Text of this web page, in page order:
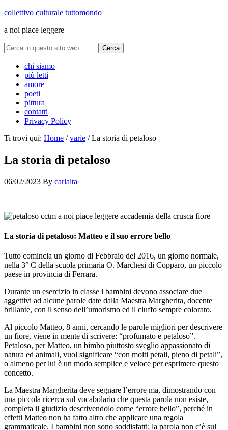
collettivo culturale tuttomondo
a noi piace leggere
chi siamo
più letti
amore
poeti
pittura
contatti
Privacy Policy
Ti trovi qui: Home / varie /La storia di petaloso
La storia di petaloso
06/02/2023 By carlaita
La storia di petaloso: Matteo e il suo errore bello
Tutto comincia un giorno di Febbraio del 2016, un giorno normale,
nella 3° C della scuola primaria O. Marchesi di Copparo, un piccolo
paese in provincia di Ferrara.
Durante un esercizio in classe i bambini devono associare due
aggettivi ad alcune parole date dalla Maestra Margherita, docente
brillante, con il senso dell’umorismo ed il ciuffo sempre colorato.
Al piccolo Matteo, 8 anni, cercando le parole migliori per descrivere
un fiore, viene in mente di scrivere: “profumato e petaloso”.
Petaloso, per Matteo, un bimbo piuttosto sveglio appassionato di
natura ed animali, vuol significare “con molti petali, pieno di petali”,
o almeno per lui è un modo semplice e veloce per esprimere questo
concetto.
La Maestra Margherita deve segnare l’errore ma, dimostrando con
una piccola ricerca sul vocabolario che questa parola non esiste,
completa il giudizio descrivendolo come “errore bello”, perché in
effetti Matteo non ha fatto altro che applicare una regola
grammaticale. I bambini non sono soddisfatti: la parola non c’è sul